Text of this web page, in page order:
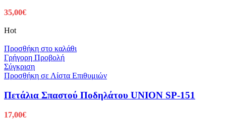
35,00€
Hot
Προσθήκη στο καλάθι
Γρήγορη Προβολή
Σύγκριση
Προσθήκη σε Λίστα Επιθυμιών
Πετάλια Σπαστού Ποδηλάτου UNION SP-151
17,00€